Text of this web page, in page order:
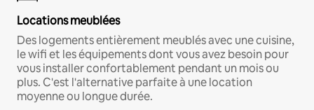
Locations meublées
Des logements entièrement meublés avec une cuisine,
le wifi et les équipements dont vous avez besoin pour
vous installer confortablement pendant un mois ou
plus. C'est l'alternative parfaite à une location
moyenne ou longue durée.